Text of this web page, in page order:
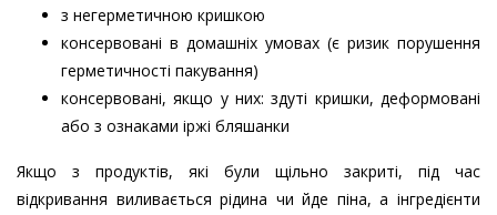
з негерметичною кришкою
консервовані в домашніх умовах (є ризик порушення
герметичності пакування)
консервовані, якщо у них: здуті кришки, деформовані
або з ознаками іржі бляшанки
Якщо з продуктів, які були щільно закриті, під час
відкривання виливається рідина чи йде піна, а інгредієнти